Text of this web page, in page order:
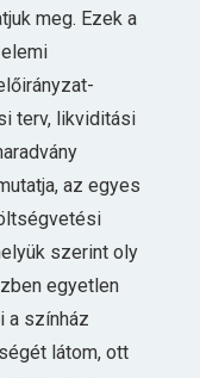
meg. Ezek a
terv, likviditási
az egyes
szerint oly
egyetlen
a színház
látom, ott